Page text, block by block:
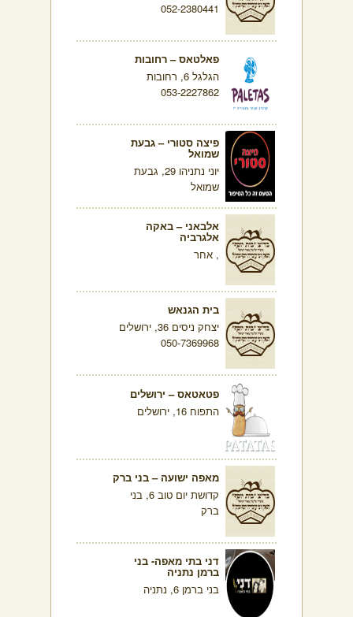
052-2380441
פאלטאס – רחובות
הגלגל 6, רחובות
053-2227862
פיצה סטורי – גבעת
שמואל
יוני נתניהו 29, גבעת
שמואל
אלבאני – באקה
אלגרביה
, אחר
בית הגנאש
יצחק ניסים 36, ירושלים
050-7369968
פטאטאס – ירושלים
התפוח 16, ירושלים
מאפה ישועה – בני ברק
קדושת יום טוב 6, בני
ברק
דני בתי מאפה- בני
ברמן נתניה
בני ברמן 6, נתניה